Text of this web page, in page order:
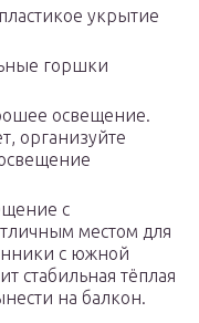
укрытие
горшки
освещение.
организуйте
с
местом для
с южной
стабильная тёплая
на балкон.